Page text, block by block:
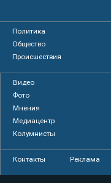
Политика
Общество
Происшествия
Видео
Фото
Мнения
Медиацентр
Колумнисты
Контакты Реклама